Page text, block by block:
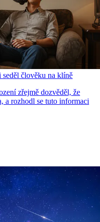
seděl člověku na klíně
zřejmě dozvěděl, že
a rozhodl se tuto informaci